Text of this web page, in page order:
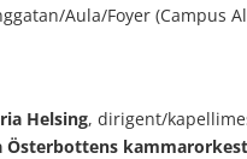
Aula/Foyer (Campus
Helsing, dirigent/
Österbottens